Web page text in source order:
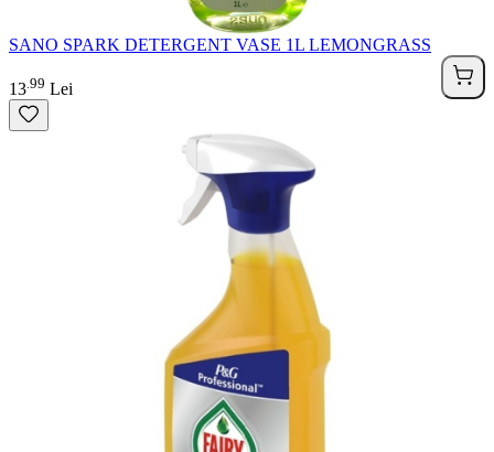
SANO SPARK DETERGENT VASE 1L LEMONGRASS
13 99 Lei